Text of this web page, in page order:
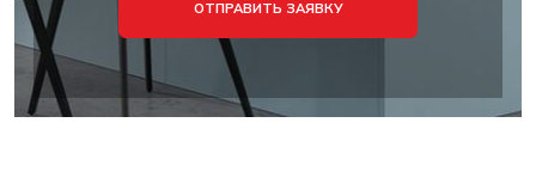
ОТПРАВИТЬ ЗАЯВКУ